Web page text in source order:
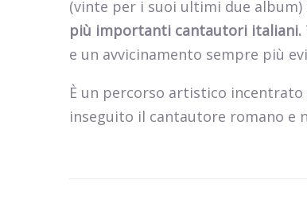
(vinte per i suoi ultimi due album)
più importanti cantautori italiani.
e un avvicinamento sempre più
È un percorso artistico
inseguito il cantautore romano e